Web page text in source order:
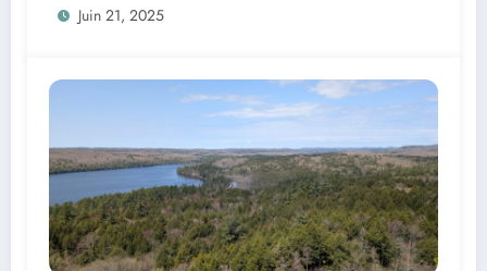
Juin 21, 2025